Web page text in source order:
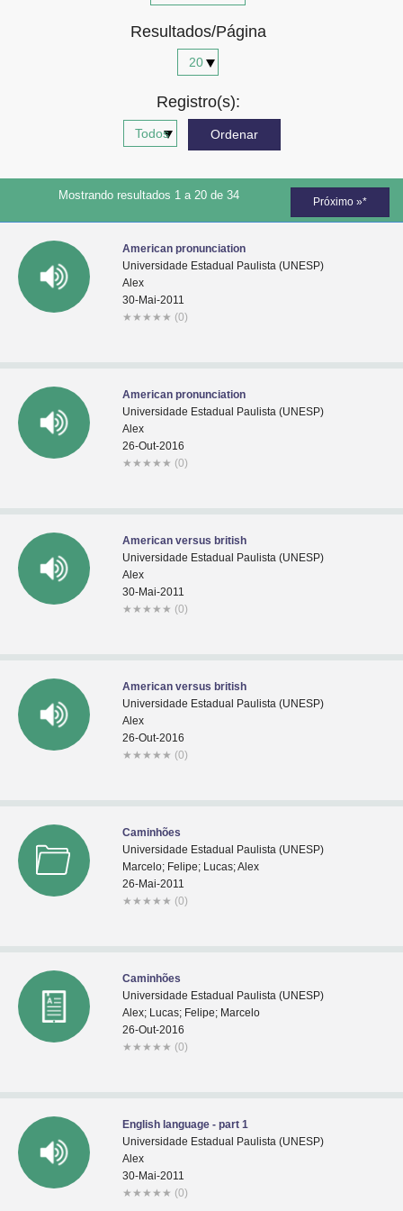
Resultados/Página
Registro(s):
Mostrando resultados 1 a 20 de 34 Próximo »*
American pronunciation
Universidade Estadual Paulista (UNESP)
Alex
30-Mai-2011
★ ★ ★ ★ ★ (0)
American pronunciation
Universidade Estadual Paulista (UNESP)
Alex
26-Out-2016
★ ★ ★ ★ ★ (0)
American versus british
Universidade Estadual Paulista (UNESP)
Alex
30-Mai-2011
★ ★ ★ ★ ★ (0)
American versus british
Universidade Estadual Paulista (UNESP)
Alex
26-Out-2016
★ ★ ★ ★ ★ (0)
Caminhões
Universidade Estadual Paulista (UNESP)
Marcelo; Felipe; Lucas; Alex
26-Mai-2011
★ ★ ★ ★ ★ (0)
Caminhões
Universidade Estadual Paulista (UNESP)
Alex; Lucas; Felipe; Marcelo
26-Out-2016
★ ★ ★ ★ ★ (0)
English language - part 1
Universidade Estadual Paulista (UNESP)
Alex
30-Mai-2011
★ ★ ★ ★ ★ (0)